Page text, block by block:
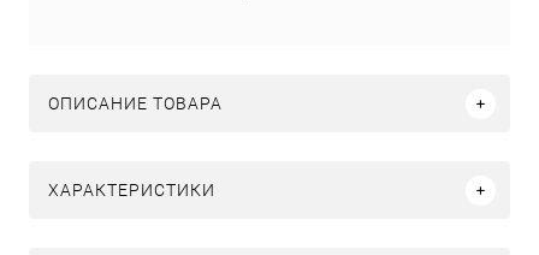
ОПИСАНИЕ ТОВАРА
ХАРАКТЕРИСТИКИ